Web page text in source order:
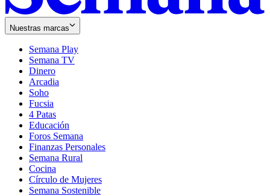
Nuestras marcas
Semana Play
Semana TV
Dinero
Arcadia
Soho
in
new
window
Fucsia
in
new
window
4 Patas
Educación
Foros Semana
Finanzas Personales
Semana Rural
Cocina
Círculo de Mujeres
Semana Sostenible